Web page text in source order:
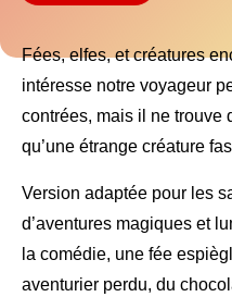
Fées, elfes, et créatures
intéresse notre voyageur
contrées, mais il ne trouve
qu’une étrange créature
Version adaptée pour les
d’aventures magiques et
la comédie, une fée
aventurier perdu, du